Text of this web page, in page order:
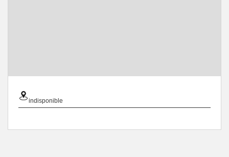
indisponible